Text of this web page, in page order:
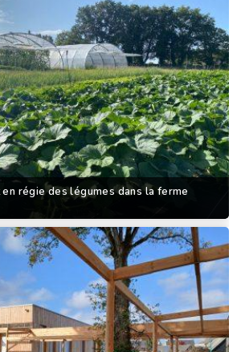
régie des légumes dans la ferme